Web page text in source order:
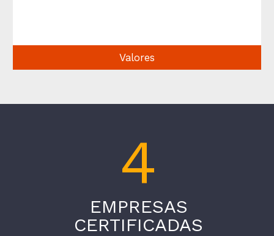
Valores
4
EMPRESAS
CERTIFICADAS